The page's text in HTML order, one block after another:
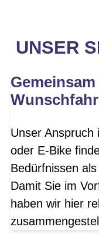
UNSER
Unser Anspruch
oder E-Bike
Bedürfnissen
Damit Sie im
haben wir hier